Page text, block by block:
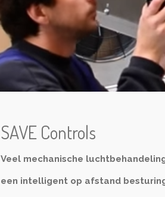
SAVE Controls
Veel mechanische
een intelligent op afstand